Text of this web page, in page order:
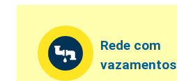
Rede com
vazamentos